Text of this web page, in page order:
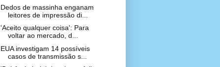
Dedos de massinha enganam
leitores de impressão di...
'Aceito qualquer coisa': Para
voltar ao mercado, d...
EUA investigam 14 possíveis
casos de transmissão s...